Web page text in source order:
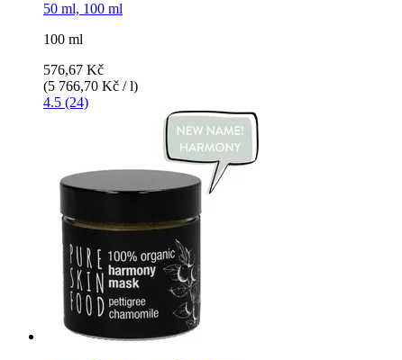
50 ml, 100 ml
100 ml
576,67 Kč
(5 766,70 Kč / l)
4.5 (24)